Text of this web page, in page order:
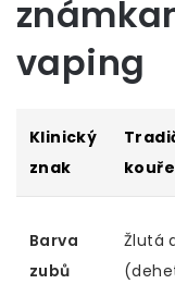
vaping
Klinický
znak
Barva
zubů
Žlutá